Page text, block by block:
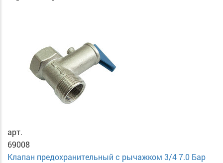
арт.
69008
Клапан предохранительный с рычажком 3/4 7.0 Бар